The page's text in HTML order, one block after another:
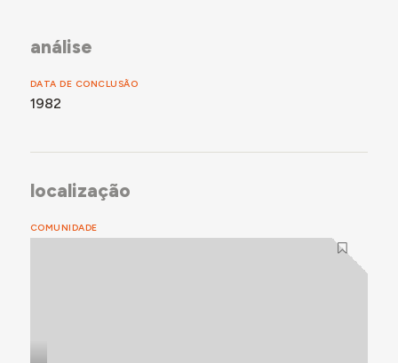
análise
DATA DE CONCLUSÃO
1982
localização
COMUNIDADE